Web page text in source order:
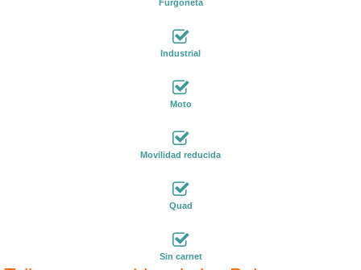
Furgoneta
Industrial
Moto
Movilidad reducida
Quad
Sin carnet